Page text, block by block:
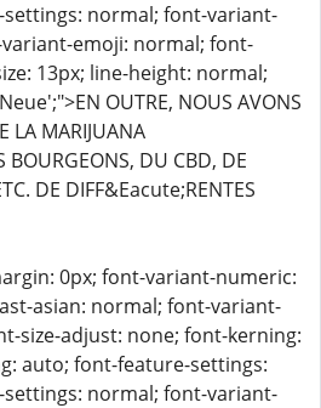
normal; font-variant-
emoji: normal; font-
13px; line-height: normal;
OUTRE, NOUS AVONS
LA MARIJUANA
DU CBD, DE
DE DIFF&Eacute;RENTES
0px; font-variant-numeric:
asian: normal; font-variant-
size-adjust: none; font-kerning:
auto; font-feature-settings:
normal; font-variant-